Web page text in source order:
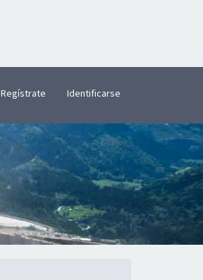
Regístrate Identificarse